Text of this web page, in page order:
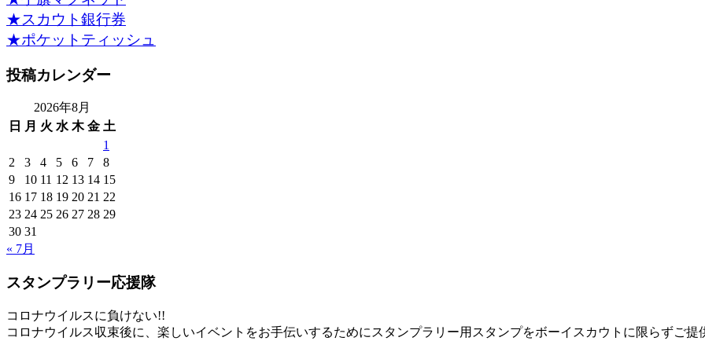
★スカウト銀行券
★ポケットティッシュ
投稿カレンダー
2026年8月
日 月 火 水 木 金 土
1
2
3 4 5 6 7
8
9
10 11 12 13 14 15
16 17 18 19 20 21 22
23 24 25 26 27 28 29
30 31
« 7月
スタンプラリー応援隊
コロナウイルスに負けない!!
コロナウイルス収束後に、楽しいイベントをお手伝いするためにスタンプラリー用スタンプをボーイスカウトに限らずご提